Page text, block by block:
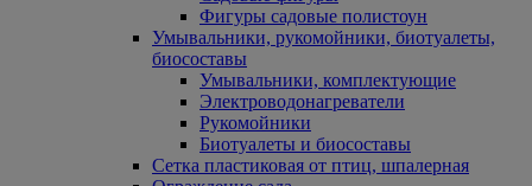
Фигуры садовые полистоун
Умывальники, рукомойники, биотуалеты,
биосоставы
Умывальники, комплектующие
Электроводонагреватели
Рукомойники
Биотуалеты и биосоставы
Сетка пластиковая от птиц, шпалерная